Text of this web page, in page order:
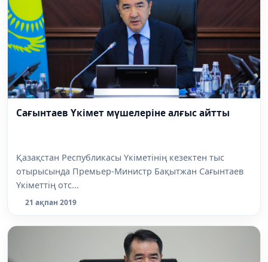
Cағынтаев Үкімет мүшелеріне алғыс айтты
Қазақстан Республикасы Үкіметінің кезектен тыс
отырысында Премьер-Министр Бақытжан Сағынтаев
Үкіметтің отс...
21 ақпан 2019